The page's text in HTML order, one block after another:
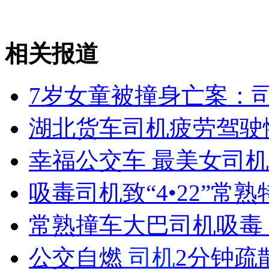
女孩北京地铁殴打老人 痛下狠手拳打脚踢
无痛分娩是否安全 医生回应
外交部：反对强权政治霸凌主义
外交部：有关国家言论片面不公正
相关报道
7岁女童被撞身亡案：
湖北货车司机疲劳驾
幸福公交车 最美女司机
吸毒司机致“4•22”常
常熟撞车大巴司机吸
公交自燃 司机2分钟疏